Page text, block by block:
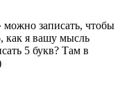
можно записать, чтобы
как я вашу мысль
5 букв? Там в